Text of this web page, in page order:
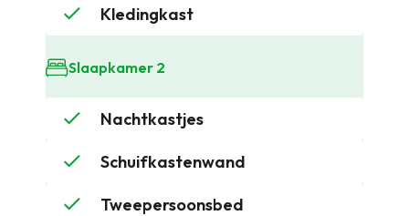
Kledingkast
Slaapkamer 2
Nachtkastjes
Schuifkastenwand
Tweepersoonsbed